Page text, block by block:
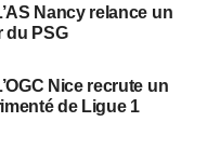
Nancy relance un
du PSG
Nice recrute un
de Ligue 1